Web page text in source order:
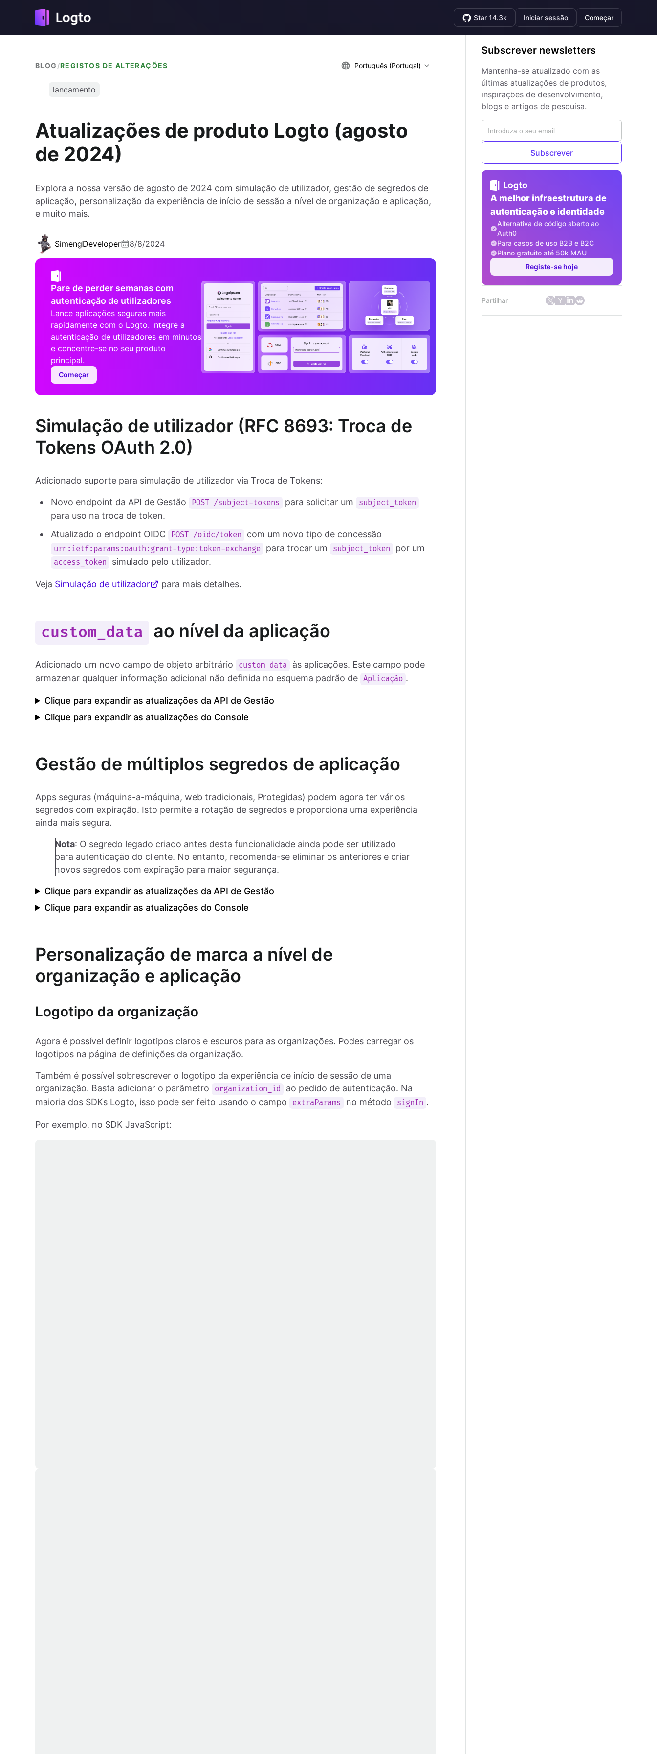
Star 14.3k Iniciar sessão Começar
BLOG /REGISTOS DE ALTERAÇÕES Português (Portugal)
lançamento
Atualizações de produto Logto (agosto
de 2024)
Explora a nossa versão de agosto de 2024 com simulação de utilizador, gestão de segredos de
aplicação, personalização da experiência de início de sessão a nível de organização e aplicação,
e muito mais.
SimengDeveloper 8/8/2024
Pare de perder semanas com
autenticação de utilizadores
Lance aplicações seguras mais
rapidamente com o Logto. Integre a
autenticação de utilizadores em minutos
e concentre-se no seu produto
principal.
Começar
Simulação de utilizador (RFC 8693: Troca de
Tokens OAuth 2.0)
Adicionado suporte para simulação de utilizador via Troca de Tokens:
Novo endpoint da API de Gestão POST /subject-tokens para solicitar um subject_token
para uso na troca de token.
Atualizado o endpoint OIDC
POST /oidc/token com um novo tipo de concessão
urn:ietf:params:oauth:grant-type:token-exchange para trocar um subject_token por um
access_token simulado pelo utilizador.
Veja Simulação de utilizador para mais detalhes.
custom_data ao nível da aplicação
Adicionado um novo campo de objeto arbitrário custom_data
às aplicações. Este campo pode
armazenar qualquer informação adicional não definida no esquema padrão de Aplicação .
Clique para expandir as atualizações da API de Gestão
Clique para expandir as atualizações do Console
Gestão de múltiplos segredos de aplicação
Apps seguras (máquina-a-máquina, web tradicionais, Protegidas) podem agora ter vários
segredos com expiração. Isto permite a rotação de segredos e proporciona uma experiência
ainda mais segura.
Nota: O segredo legado criado antes desta funcionalidade ainda pode ser utilizado
para autenticação do cliente. No entanto, recomenda-se eliminar os anteriores e criar
novos segredos com expiração para maior segurança.
Clique para expandir as atualizações da API de Gestão
Clique para expandir as atualizações do Console
Personalização de marca a nível de
organização e aplicação
Logotipo da organização
Agora é possível definir logotipos claros e escuros para as organizações. Podes carregar os
logotipos na página de definições da organização.
Também é possível sobrescrever o logotipo da experiência de início de sessão de uma
organização. Basta adicionar o parâmetro
organization_id
ao pedido de autenticação. Na
maioria dos SDKs Logto, isso pode ser feito usando o campo
extraParams no método signIn .
Por exemplo, no SDK JavaScript:
Subscrever newsletters
Mantenha-se atualizado com as
últimas atualizações de produtos,
inspirações de desenvolvimento,
blogs e artigos de pesquisa.
Subscrever
A melhor infraestrutura de
autenticação e identidade
Alternativa de código aberto ao
Auth0
Para casos de uso B2B e B2C
Plano gratuito até 50k MAU
Registe-se hoje
Partilhar